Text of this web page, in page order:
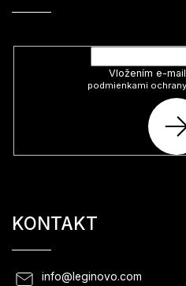
Vložením e-
podmienkami
SA
KONTAKT
info@ leginovo.com